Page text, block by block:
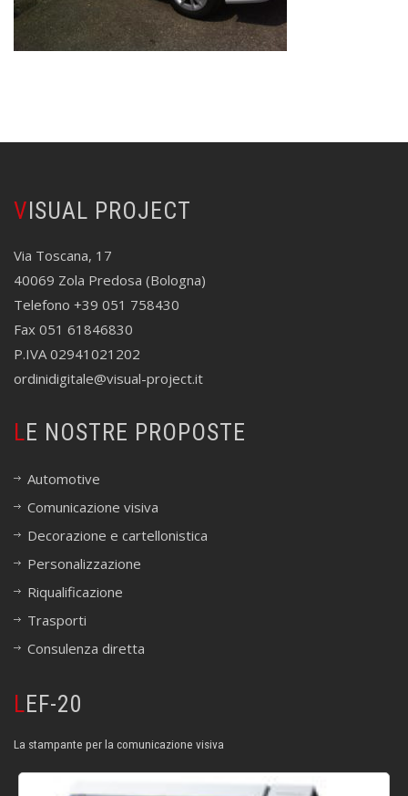
VISUAL PROJECT
Via Toscana, 17
40069 Zola Predosa (Bologna)
Telefono +39 051 758430
Fax 051 61846830
P.IVA 02941021202
ordinidigitale@visual-project.it
LE NOSTRE PROPOSTE
Automotive
Comunicazione visiva
Decorazione e cartellonistica
Personalizzazione
Riqualificazione
Trasporti
Consulenza diretta
LEF-20
La stampante per la comunicazione visiva